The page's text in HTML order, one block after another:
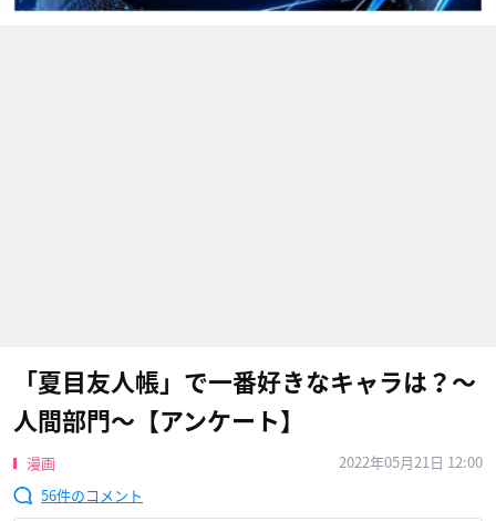
「夏目友人帳」で一番好きなキャラは？〜
人間部門〜【アンケート】
漫画
2022年05月21日 12:00
56